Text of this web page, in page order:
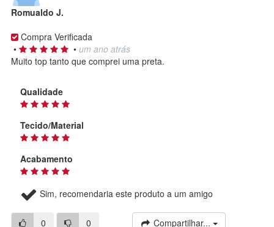
Romualdo J.
Compra Verificada
•
• um ano atrás
Muito top tanto que comprei uma preta.
Qualidade
Tecido/Material
Acabamento
Sim, recomendaria este produto a um amigo
0 0 Compartilhar...